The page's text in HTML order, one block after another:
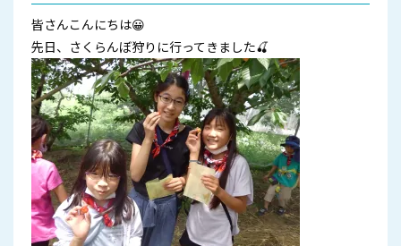
皆さんこんにちは😀
先日、さくらんぼ狩りに行ってきました🍒